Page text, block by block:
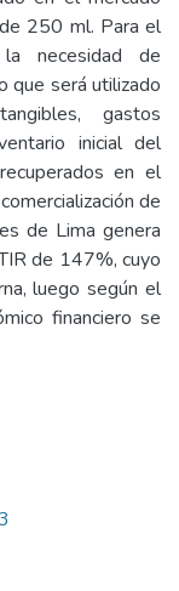
250 ml. Para el
necesidad de
que será utilizado
gastos
inicial del
en el
de
de Lima genera
de 147%, cuyo
luego según el
financiero se